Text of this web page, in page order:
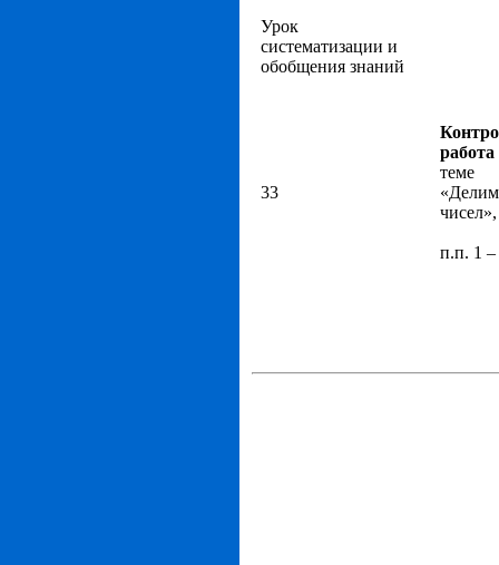
Урок
систематизации и
обобщения знаний
33
теме
чисел»,
п.п. 1 –